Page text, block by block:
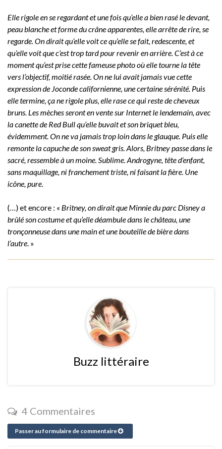
Elle rigole en se regardant et une fois qu’elle a bien rasé le devant,
peau blanche et forme du crâne apparentes, elle arrête de rire, se
regarde. On dirait qu’elle voit ce qu’elle se fait, redescente, et
qu’elle voit que c’est trop tard pour revenir en arrière. C’est à ce
moment qu’est prise cette fameuse photo où elle tourne la tête
vers l’objectif, moitié rasée. On ne lui avait jamais vue cette
expression de Joconde californienne, une certaine sérénité. Puis
elle termine, ça ne rigole plus, elle rase ce qui reste de cheveux
bruns. Les mèches seront en vente sur Internet le lendemain, avec
la canette de Red Bull qu’elle buvait et son briquet bleu,
évidemment. On ne va jamais trop loin dans le glauque. Puis elle
remonte la capuche de son sweat gris. Alors, Britney passe dans le
sacré, ressemble à un moine. Sublime. Androgyne, tête d’enfant,
sans maquillage, ni franchement triste, ni faisant la fière. Une
icône, pure
(…) et encore : « Britney, on dirait que Minnie du parc Disney a
brûlé son costume et qu’elle déambule dans le château, une
tronçonneuse dans une main et une bouteille de bière dans
l’autre . »
Buzz littéraire
4 Commentaires
Passer au formulaire de commentaire